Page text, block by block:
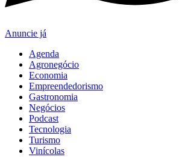
Anuncie já
Agenda
Agronegócio
Economia
Empreendedorismo
Gastronomia
Negócios
Podcast
Tecnologia
Turismo
Vinícolas